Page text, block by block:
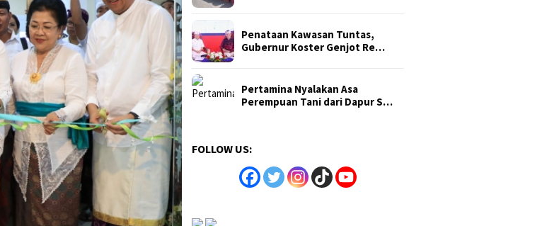
Penataan Kawasan Tuntas,
Gubernur Koster Genjot Re…
Pertamina Nyalakan Asa
Perempuan Tani dari Dapur S…
FOLLOW US: